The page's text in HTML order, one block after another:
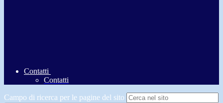
Contatti
Contatti
Campo di ricerca per le pagine del sito